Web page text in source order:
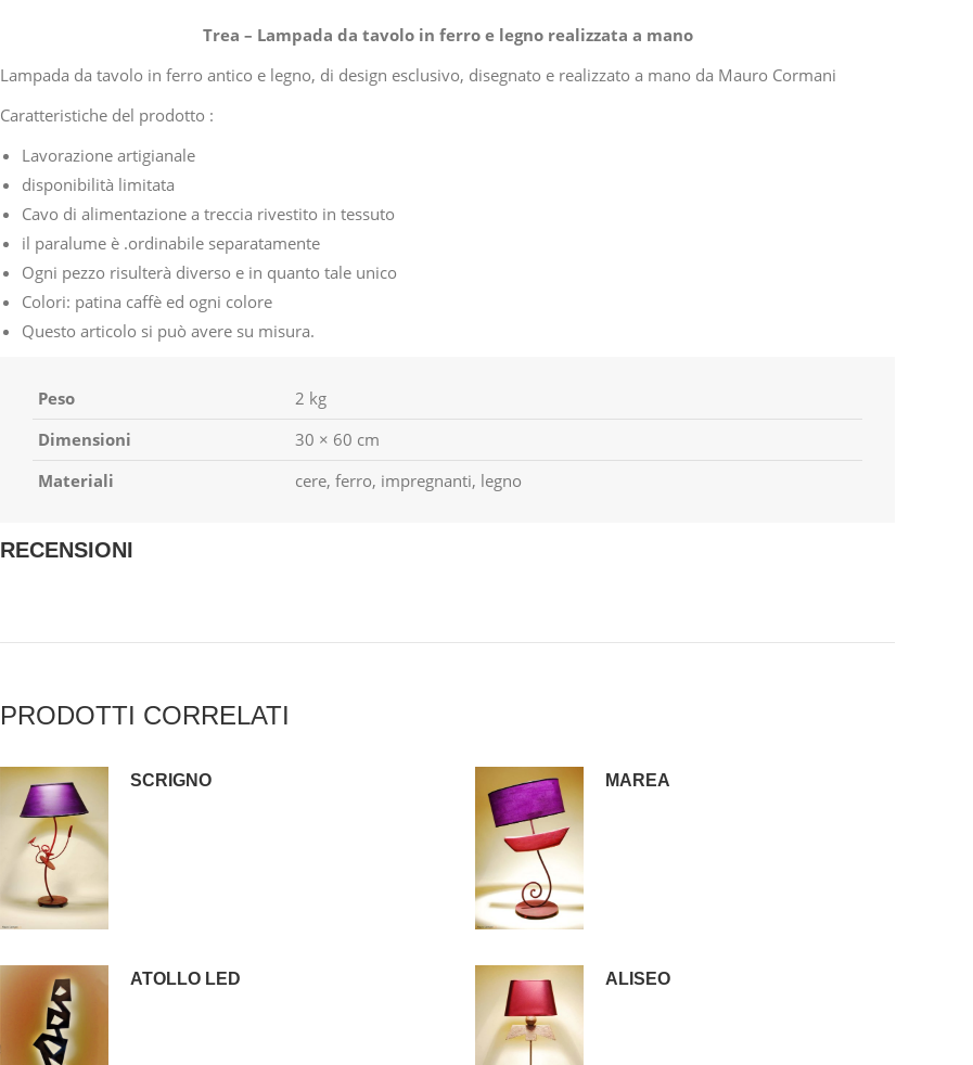
Trea – Lampada da tavolo in ferro e legno realizzata a mano
Lampada da tavolo in ferro antico e legno, di design esclusivo, disegnato e realizzato a mano da Mauro Cormani
Caratteristiche del prodotto :
Lavorazione artigianale
disponibilità limitata
Cavo di alimentazione a treccia rivestito in tessuto
il paralume è .ordinabile separatamente
Ogni pezzo risulterà diverso e in quanto tale unico
Colori: patina caffè ed ogni colore
Questo articolo si può avere su misura.
Peso
2 kg
Dimensioni
30 × 60 cm
Materiali
cere, ferro, impregnanti, legno
RECENSIONI
PRODOTTI CORRELATI
SCRIGNO MAREA
ATOLLO LED ALISEO